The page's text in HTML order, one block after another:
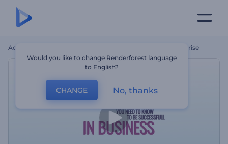
Accueil 9 Conseils Pour Développer Votre Entreprise
Would you like to change Renderforest language
to English?
CHANGE No, thanks